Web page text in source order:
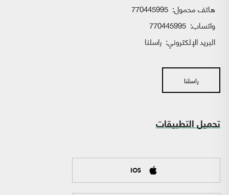
هاتف محمول: 770445995
واتساب:
البريد الإلكتروني: راسلنا
راسلنا
تحميل التطبيقات
IOS